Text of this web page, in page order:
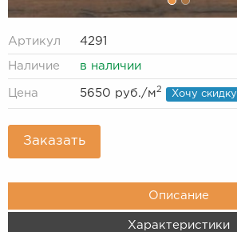
Артикул 4291
Наличие в наличии
Цена 5650 руб./м2 Хочу скидку
Заказать
Описание
Характеристики